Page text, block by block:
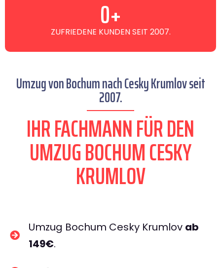
ZUFRIEDENE KUNDEN SEIT 2007.
0+
Umzug von Bochum nach Cesky Krumlov seit
2007.
IHR FACHMANN FÜR DEN
UMZUG BOCHUM CESKY
KRUMLOV
Umzug Bochum Cesky Krumlov ab
149€.